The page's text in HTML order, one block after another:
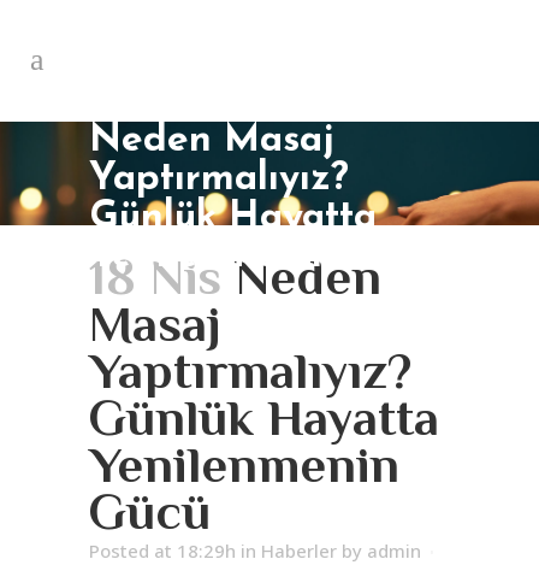
Neden Masaj
Yaptırmalıyız?
Günlük Hayatta
Yenilenmenin Gücü
18 Nis Neden
Masaj
Yaptırmalıyız?
Günlük Hayatta
Yenilenmenin
Gücü
Posted at 18:29h in Haberler by admin